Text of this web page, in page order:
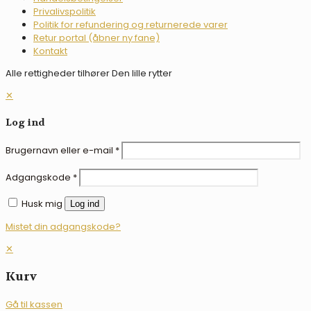
Privalivspolitik
Politik for refundering og returnerede varer
Retur portal (åbner ny fane)
Kontakt
Alle rettigheder tilhører Den lille rytter
✕
Log ind
Brugernavn eller e-mail *
Adgangskode *
Husk mig
Log ind
Mistet din adgangskode?
✕
Kurv
Gå til kassen